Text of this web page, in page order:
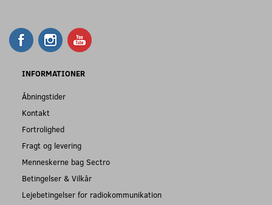
INFORMATIONER
Åbningstider
Kontakt
Fortrolighed
Fragt og levering
Menneskerne bag Sectro
Betingelser & Vilkår
Lejebetingelser for radiokommunikation